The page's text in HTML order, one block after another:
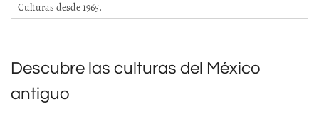
Culturas desde 1965.
Descubre las culturas del México
antiguo